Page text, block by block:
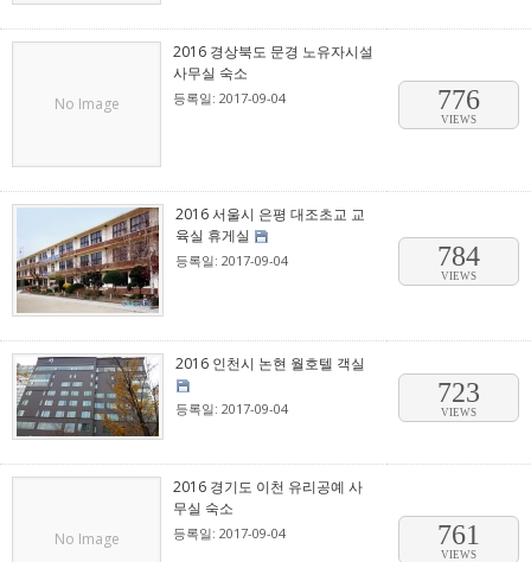
No Image
2016 경상북도 문경 노유자시설
사무실 숙소
등록일: 2017-09-04 776
VIEWS
2016 서울시 은평 대조초교 교
육실 휴게실
등록일: 2017-09-04 784
VIEWS
2016 인천시 논현 월호텔 객실
등록일: 2017-09-04
723
VIEWS
No Image
2016 경기도 이천 유리공예 사
무실 숙소
등록일: 2017-09-04 761
VIEWS